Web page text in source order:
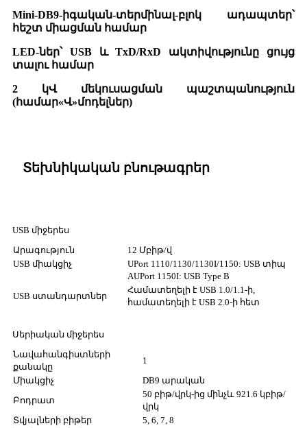
Mini-DB9-իգական-տերմինալ-բլոկ ադապտեր՝
հեշտ միացման համար
LED-ներ՝ USB և TxD/RxD ակտիվությունը ցույց
տալու համար
2 կՎ մեկուսացման պաշտպանություն
(համար«Վ»մոդելներ)
Տեխնիկական բնութագրեր
USB միջերես
Արագություն
12 Մբիթ/վ
USB միակցիչ
UPort 1110/1130/1130I/1150: USB տիպ
AUPort 1150I: USB Type B
USB ստանդարտներ
Համատեղելի է USB 1.0/1.1-ի,
համատեղելի է USB 2.0-ի հետ
Սերիական միջերես
Նավահանգիստների
քանակը
1
Միակցիչ
DB9 արական
Բոդրատ
50 բիթ/վրկ-ից մինչև 921.6 կբիթ/
վրկ
Տվյալների բիթեր
5, 6, 7, 8